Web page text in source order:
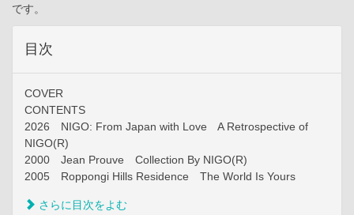
です。
目次
COVER
CONTENTS
2026 NIGO: From Japan with Love A Retrospective of
NIGO(R)
2000 Jean Prouve Collection By NIGO(R)
2005 Roppongi Hills Residence The World Is Yours
さらに目次をよむ